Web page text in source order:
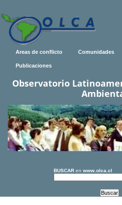
Areas de conflicto Comunidades
Publicaciones
Observatorio
BUSCAR en www.olca.cl